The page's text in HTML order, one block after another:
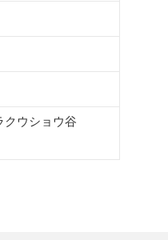
クウショウ谷